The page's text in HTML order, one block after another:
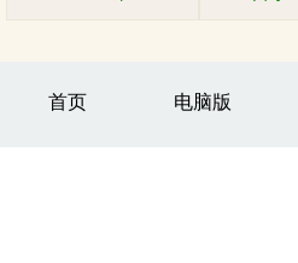
首页 电脑版